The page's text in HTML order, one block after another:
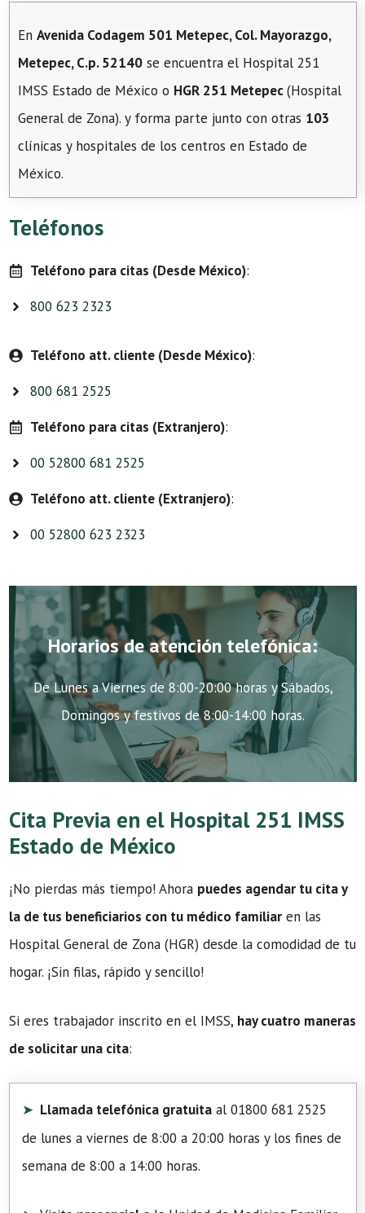
En Avenida Codagem 501 Metepec, Col. Mayorazgo,
Metepec, C.p. 52140 se encuentra el Hospital 251
IMSS Estado de México o HGR 251 Metepec(Hospital
General de Zona). y forma parte junto con otras 103
clínicas y hospitales de los centros en Estado de
México.
Teléfonos
Teléfono para citas (Desde México):
800 623 2323
Teléfono att. cliente (Desde México):
800 681 2525
Teléfono para citas (Extranjero):
00 52800 681 2525
Teléfono att. cliente (Extranjero):
00 52800 623 2323
Horarios de atención telefónica:
De Lunes a Viernes de 8:00-20:00 horas y Sábados,
Domingos y festivos de 8:00-14:00 horas.
Cita Previa en el Hospital 251 IMSS
Estado de México
¡No pierdas más tiempo! Ahora puedes agendar tu cita y
la de tus beneficiarios con tu médico familiar en las
Hospital General de Zona (HGR) desde la comodidad de tu
hogar. ¡Sin filas, rápido y sencillo!
Si eres trabajador inscrito en el IMSS, hay cuatro maneras
de solicitar una cita:
Llamada telefónica gratuita al 01800 681 2525
de lunes a viernes de 8:00 a 20:00 horas y los fines de
semana de 8:00 a 14:00 horas.